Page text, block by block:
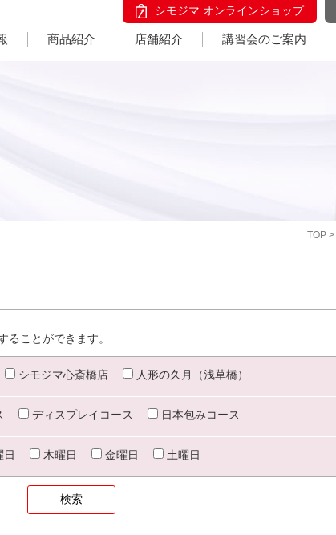
シモジマ オンラインショップ
商品紹介 店舗紹介 講習会のご案内
TOP >
ことができます。
シモジマ心斎橋店 人形の久月（浅草橋）
ディスプレイコース 日本包みコース
日 木曜日 金曜日 土曜日